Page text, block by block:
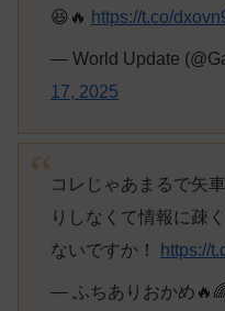
😆🔥 https://t.co/
— World Update
17, 2025
コレじゃあまるで矢
りしなくて情報に疎
ないですか！
https://
— ふちありおかめ